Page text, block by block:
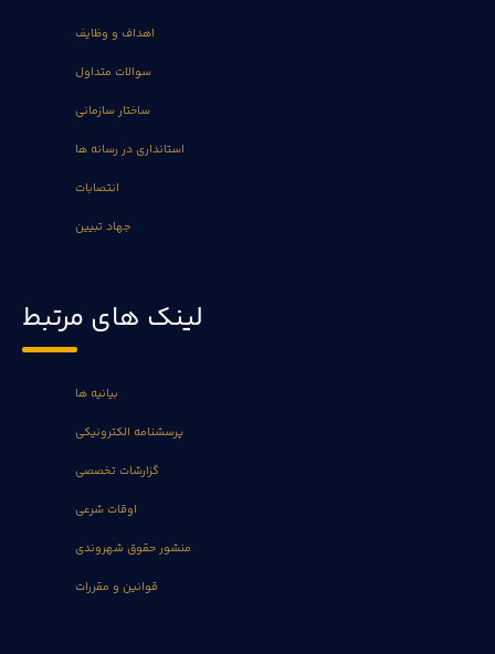
اهداف و وظایف
سوالات متداول
ساختار سازمانی
استانداری در رسانه ها
انتصابات
جهاد تبیین
لینک های مرتبط
بیانیه ها
پرسشنامه الکترونیکی
گزارشات تخصصی
اوقات شرعی
منشور حقوق شهروندی
قوانین و مقررات